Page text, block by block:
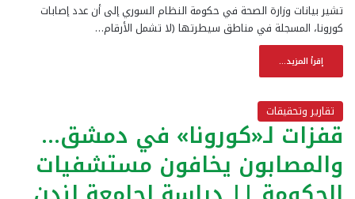
تشير بيانات وزارة الصحة في حكومة النظام السوري إلى أن عدد إصابات
كورونا، المسجلة في مناطق سيطرتها (لا تشمل الأرقام…
إقرأ المزيد...
تقارير وتحقيقات
قفزات لـ«كورونا» في دمشق…
والمصابون يخافون مستشفيات